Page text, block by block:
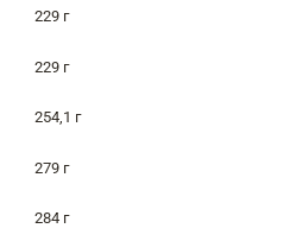
229 г
229 г
254,1 г
279 г
284 г